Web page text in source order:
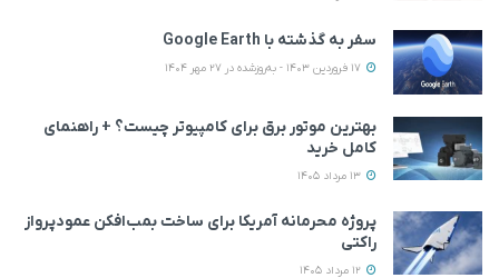
سفر به گذشته با Google Earth
بهترین موتور برق برای کامپیوتر چیست؟ + راهنمای
کامل خرید
پروژه محرمانه آمریکا برای ساخت بمب‌افکن عمودپرواز
راکتی